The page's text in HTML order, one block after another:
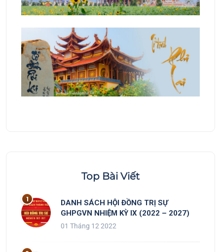
Top Bài Viết
DANH SÁCH HỘI ĐỒNG TRỊ SỰ
GHPGVN NHIỆM KỲ IX (2022 – 2027)
01 Tháng 12 2022